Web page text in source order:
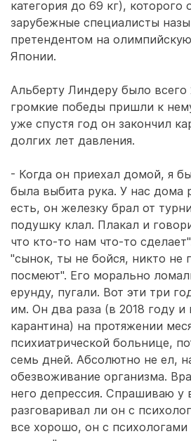
категория до 69 кг), которого
зарубежные специалисты
претендентом на
Японии.
Альберту Линдеру было всего
громкие победы пришли к
уже спустя год он закончил
долгих лет давления.
- Когда он приехал домой, я
была выбита рука. У нас дома
есть, он железку брал от
подушку клал. Плакал и
что кто-то нам что-то
"сынок, ты не бойся, никто не
посмеют". Его морально
ерунду, пугали. Вот эти три
им. Он два раза (в 2018 году и
карантина) на протяжении
психиатрической больнице,
семь дней. Абсолютно не ел,
обезвоживание организма.
него депрессия. Спрашиваю у
разговаривал ли он с
все хорошо, он с психологами